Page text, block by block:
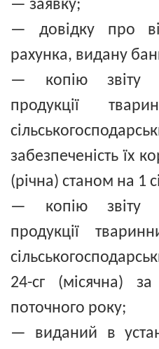
— заявку;
— довідку про
рахунка, видану
— копію звіту
продукції
забезпеченість
(річна) станом на 1
— копію звіту
продукції
24-сг (місячна)
поточного року;
— виданий в